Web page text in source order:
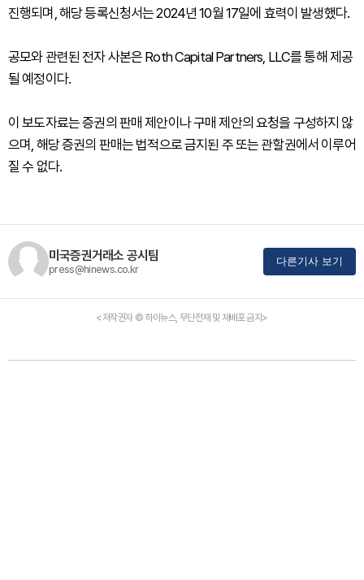
진행되며, 해당 등록신청서는 2024년 10월 17일에 효력이 발생했다.
공모와 관련된 전자 사본은 Roth Capital Partners, LLC를 통해 제공
될 예정이다.
이 보도자료는 증권의 판매 제안이나 구매 제안의 요청을 구성하지 않
으며, 해당 증권의 판매는 법적으로 금지된 주 또는 관할권에서 이루어
질 수 없다.
미국증권거래소 공시팀
press@hinews.co.kr
다른기사 보기
<저작권자 © 하이뉴스, 무단전재 및 재배포 금지>